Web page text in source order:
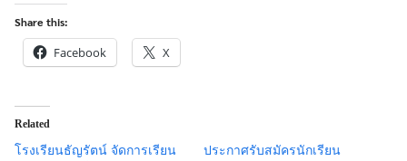
Share this:
Facebook X
Related
โรงเรียนธัญรัตน์ จัดการเรียน
ประกาศรับสมัครนักเรียน